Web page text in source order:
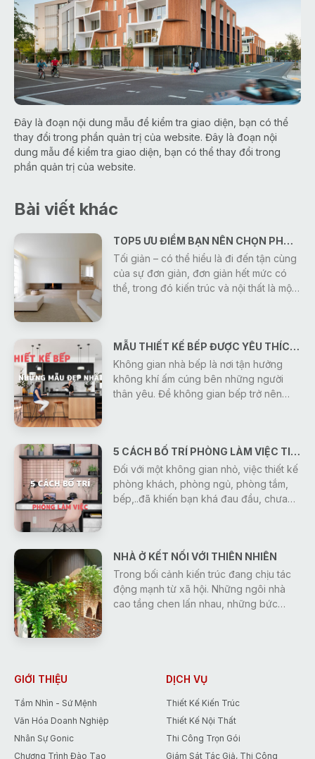
Đây là đoạn nội dung mẫu để kiểm tra giao diện, bạn có thể
thay đổi trong phần quản trị của website. Đây là đoạn nội
dung mẫu để kiểm tra giao diện, bạn có thể thay đổi trong
phần quản trị của website.
Bài viết khác
TOP5 ƯU ĐIỂM BẠN NÊN CHỌN PHONG CÁCH KHÔNG GIAN KIẾN TRÚC NỘI THẤT TỐI GIẢN
Tối giản – có thể hiểu là đi đến tận cùng
của sự đơn giản, đơn giản hết mức có
thể, trong đó kiến trúc và nội thất là một
MẪU THIẾT KẾ BẾP ĐƯỢC YÊU THÍCH NĂM 2022
Không gian nhà bếp là nơi tận hưởng
không khí ấm cúng bên những người
thân yêu. Để không gian bếp trở nên
thích nhất 2022.
5 CÁCH BỐ TRÍ PHÒNG LÀM VIỆC TIẾT KIỆM DIỆN TÍCH ĐẦY HIỆU QUẢ
Đối với một không gian nhỏ, việc thiết kế
phòng khách, phòng ngủ, phòng tắm,
bếp,..đã khiến bạn khá đau đầu, chưa
vừa tiết kiệm diện tích mà vẫn làm việc
hiệu quả.
NHÀ Ở KẾT NỐI VỚI THIÊN NHIÊN
Trong bối cảnh kiến trúc đang chịu tác
động mạnh từ xã hội. Những ngôi nhà
cao tầng chen lấn nhau, những bức
trở về với một khoảng "xanh" trong tổ
GIỚI THIỆU
Tầm Nhìn - Sứ Mệnh
Văn Hóa Doanh Nghiệp
Nhân Sự Gonic
Chương Trình Đào Tạo
DỊCH VỤ
Thiết Kế Kiến Trúc
Thiết Kế Nội Thất
Thi Công Trọn Gói
Giám Sát Tác Giả, Thi Công